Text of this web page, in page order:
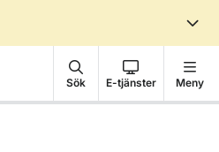
Sök E-tjänster Meny